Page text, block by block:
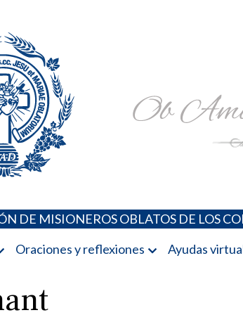
DE MISIONEROS OBLATOS DE LOS
Oraciones y reflexiones Ayudas